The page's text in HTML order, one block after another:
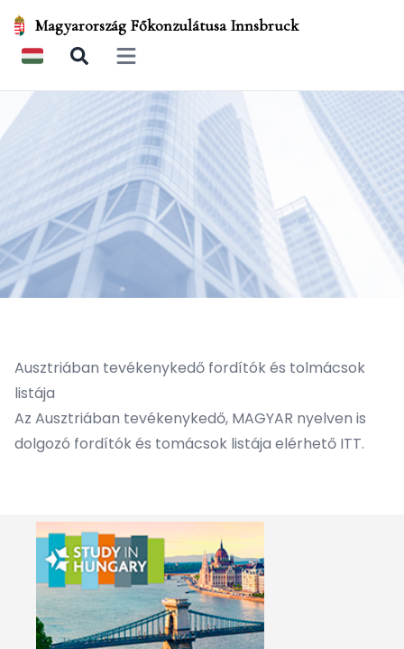
Magyarország Főkonzulátusa Innsbruck
Open main menu
Ausztriában tevékenykedő fordítók és tolmácsok
listája
Az Ausztriában tevékenykedő, MAGYAR nyelven is
dolgozó fordítók és tomácsok listája elérhető ITT.